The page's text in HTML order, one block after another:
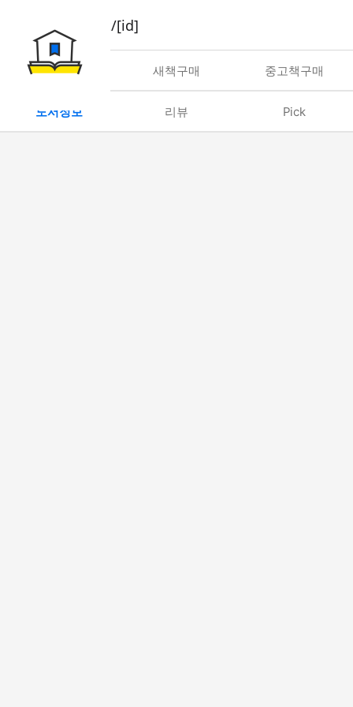
book/rent/[id]
대여 새책구매 중고책구매
도서정보 리뷰 Pick